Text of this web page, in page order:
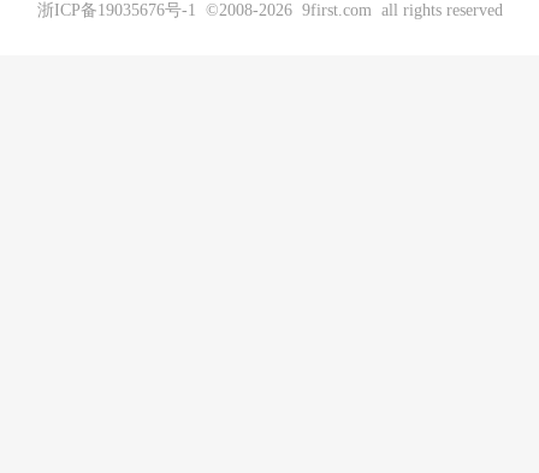
浙ICP备19035676号-1 ©2008-2026 9first.com all rights reserved